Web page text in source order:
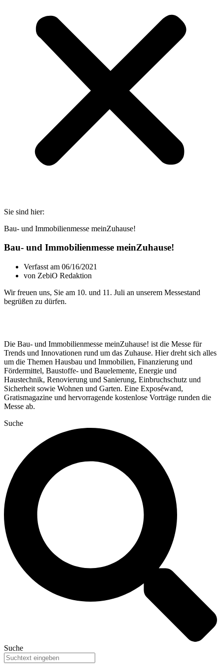
Sie sind hier:
Bau- und Immobilienmesse meinZuhause!
Bau- und Immobilienmesse meinZuhause!
Verfasst am 06/16/2021
von ZebiO Redaktion
Wir freuen uns, Sie am 10. und 11. Juli an unserem Messestand
begrüßen zu dürfen.
Die Bau- und Immobilienmesse meinZuhause! ist die Messe für
Trends und Innovationen rund um das Zuhause. Hier dreht sich alles
um die Themen Hausbau und Immobilien, Finanzierung und
Fördermittel, Baustoffe- und Bauelemente, Energie und
Haustechnik, Renovierung und Sanierung, Einbruchschutz und
Sicherheit sowie Wohnen und Garten. Eine Exposéwand,
Gratismagazine und hervorragende kostenlose Vorträge runden die
Messe ab.
Suche
Suche